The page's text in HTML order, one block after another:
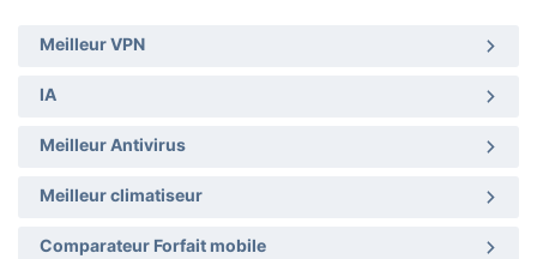
Meilleur VPN
IA
Meilleur Antivirus
Meilleur climatiseur
Comparateur Forfait mobile